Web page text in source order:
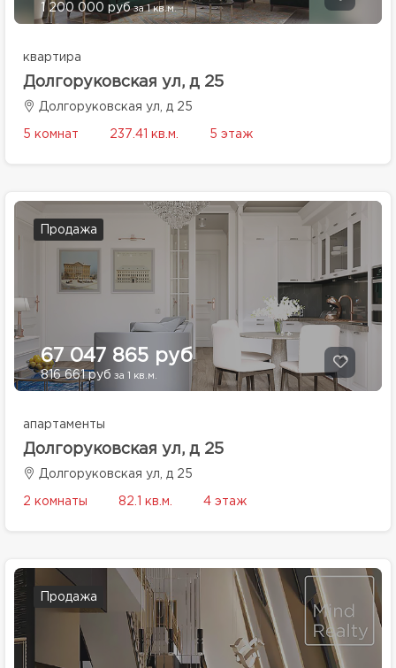
1 200 000 рубза 1 кв.м.
квартира
Долгоруковская ул, д 25
Долгоруковская ул, д 25
5 комнат 237.41 кв.м. 5 этаж
Продажа
67 047 865 руб
816 661 руб за 1 кв.м.
апартаменты
Долгоруковская ул, д 25
Долгоруковская ул, д 25
2 комнаты 82.1 кв.м. 4 этаж
Продажа